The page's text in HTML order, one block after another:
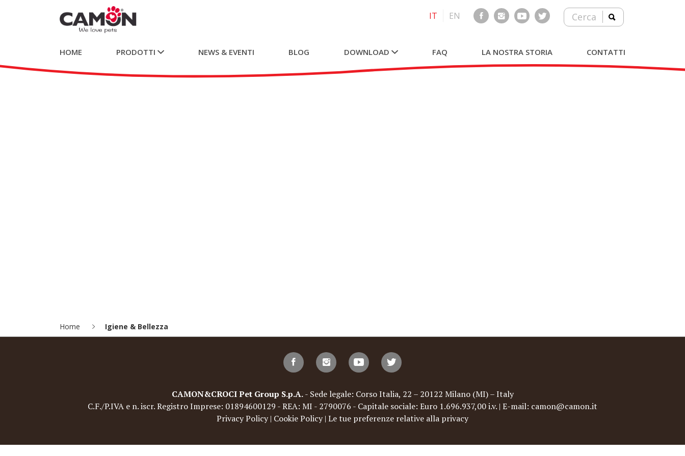
IT EN Cerca
HOME PRODOTTI NEWS & EVENTI BLOG DOWNLOAD FAQ LA NOSTRA STORIA CONTATTI
Home Igiene & Bellezza
CAMON&CROCI Pet Group S.p.A.- Sede legale: Corso Italia, 22 – 20122 Milano (MI) – Italy
C.F./P.IVA e n. iscr. Registro Imprese: 01894600129 - REA: MI - 2790076 - Capitale sociale: Euro 1.696.937,00 i.v. | E-mail: camon@camon.it
Privacy Policy| Cookie Policy| Le tue preferenze relative alla privacy